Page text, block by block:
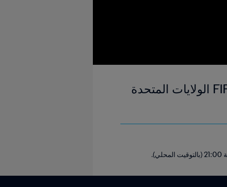
إنتر ميامي ضد بالميراس | المجموعة الأولى | كأس العالم للأندية FIFA الولايات المتحدة